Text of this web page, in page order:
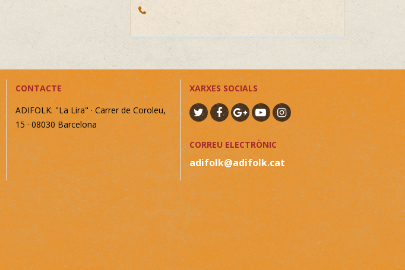
CONTACTE
ADIFOLK. "La Lira" · Carrer de Coroleu,
15 · 08030 Barcelona
XARXES SOCIALS
CORREU ELECTRÒNIC
adifolk@adifolk.cat